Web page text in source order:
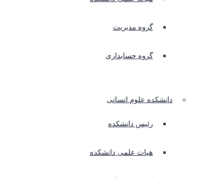
گروه مدیریت
گروه حسابداری
دانشکده علوم انسانی
رئیس دانشکده
هیات علمی دانشکده